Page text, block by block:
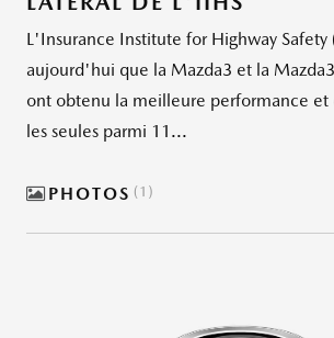
L'Insurance Institute for Highway Safety
aujourd'hui que la Mazda3 et la
ont obtenu la meilleure performance
les seules parmi 11...
PHOTOS 1